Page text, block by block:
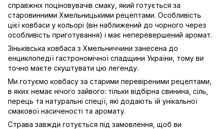
справжніх поціновувачів смаку, який готується за
старовинними Хмельницькими рецептами. Особливість
цієї ковбаси у кольорі (він наближений до чорного через
особливість приготування) і має неперевершений аромат.
Зіньківська ковбаса з Хмельниччини занесена до
енциклопедії гастрономічної спадщини України, тому ви
точно маєте скуштувати цю легенду.
Ми готуємо ковбасу за старими перевіреними рецептами,
в яких немає нічого зайвого: тільки відбірна свинина, сіль,
перець та натуральні спеції, які додають їй унікальної
смакової насиченості та аромату.
Страва завжди готується під замовлення, щоб ви